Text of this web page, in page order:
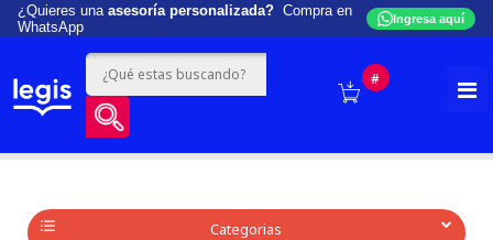
¿Quieres una asesoría personalizada? Compra en
WhatsApp
Ingresa aquí
#
Categorias